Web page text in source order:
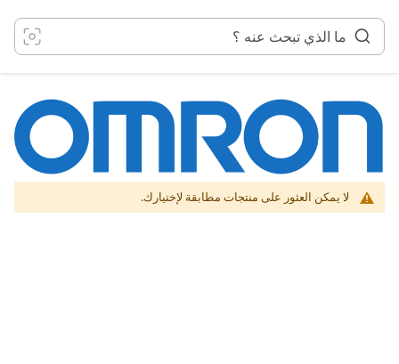
إلى
المحتوى
لا يمكن العثور على منتجات مطابقة لإختيارك.